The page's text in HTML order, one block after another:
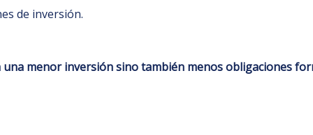
de inversión.
menor inversión sino también menos obligaciones